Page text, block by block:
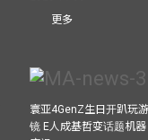
更多
寰亚4GenZ生日开趴玩
镜 E人成基哲变话题机